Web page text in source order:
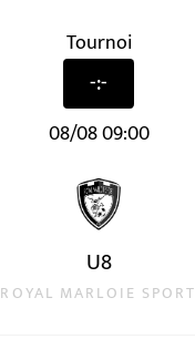
Tournoi
-:-
08/08 09:00
U8
ROYAL MARLOIE SPORT